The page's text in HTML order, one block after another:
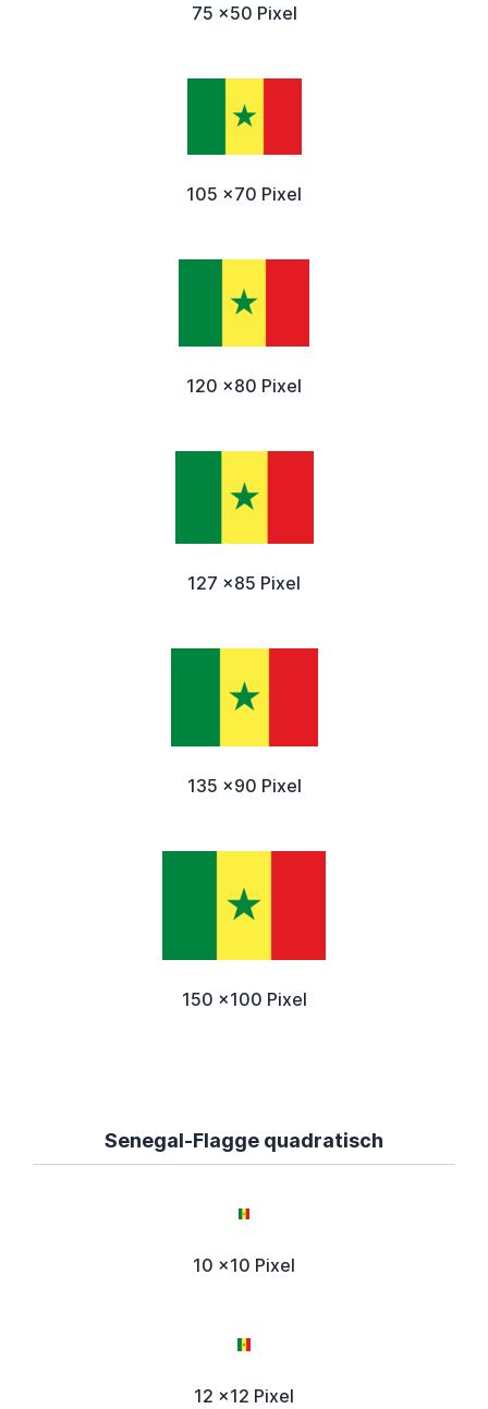
75 x50 Pixel
105 x70 Pixel
120 x80 Pixel
127 x85 Pixel
135 x90 Pixel
150 x100 Pixel
Senegal-Flagge quadratisch
10 x10 Pixel
12 x12 Pixel